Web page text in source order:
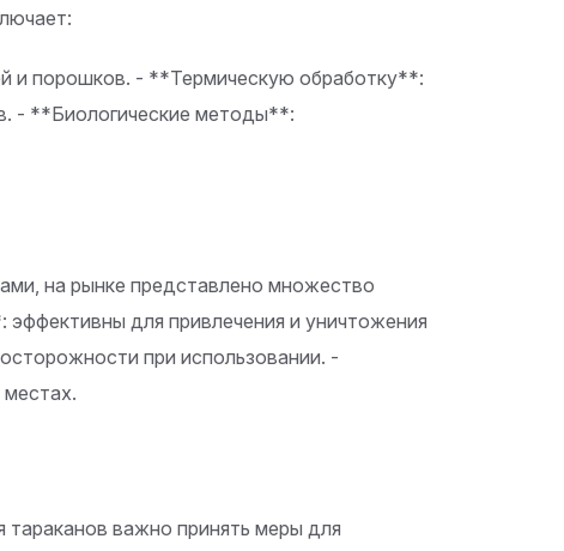
и порошков. - **Термическую обработку**:
- **Биологические методы**:
на рынке представлено множество
для привлечения и уничтожения
при использовании. -
важно принять меры для